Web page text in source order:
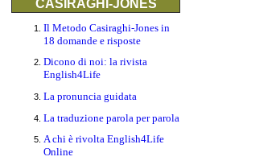
CASIRAGHI-JONES
Il Metodo Casiraghi-Jones in
18 domande e risposte
Dicono di noi: la rivista
English4Life
La pronuncia guidata
La traduzione parola per parola
A chi è rivolta English4Life
Online